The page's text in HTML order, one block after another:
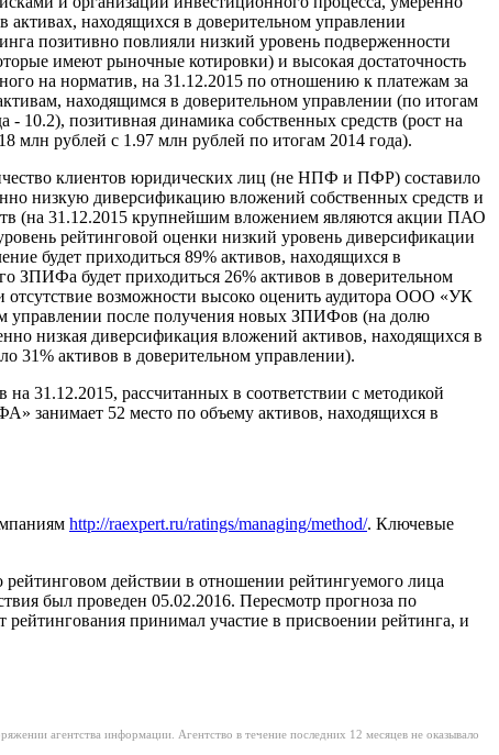
находящихся в доверительном управлении
позитивно повлияли низкий уровень подверженности
имеют рыночные котировки) и высокая достаточность
на норматив, на 31.12.2015 по отношению к платежам за
находящимся в доверительном управлении (по итогам
10.2), позитивная динамика собственных средств (рост на
млн рублей с 1.97 млн рублей по итогам 2014 года).
клиентов юридических лиц (не НПФ и ПФР) составило
низкую диверсификацию вложений собственных средств и
(на 31.12.2015 крупнейшим вложением являются акции ПАО
рейтинговой оценки низкий уровень диверсификации
будет приходиться 89% активов, находящихся в
ЗПИФа будет приходиться 26% активов в доверительном
возможности высоко оценить аудитора ООО «УК
управлении после получения новых ЗПИФов (на долю
низкая диверсификация вложений активов, находящихся в
активов в доверительном управлении).
31.12.2015, рассчитанных в соответствии с методикой
занимает 52 место по объему активов, находящихся в
http://raexpert.ru/ratings/managing/method/. Ключевые
действии в отношении рейтингуемого лица
был проведен 05.02.2016. Пересмотр прогноза по
принимал участие в присвоении рейтинга, и
агентства информации. Агентство в течение последних 12 месяцев не оказывало